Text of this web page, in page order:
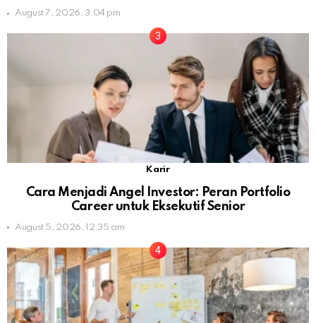
August 7, 2026, 3:04 pm
Karir
Cara Menjadi Angel Investor: Peran Portfolio
Career untuk Eksekutif Senior
August 5, 2026, 12:35 am